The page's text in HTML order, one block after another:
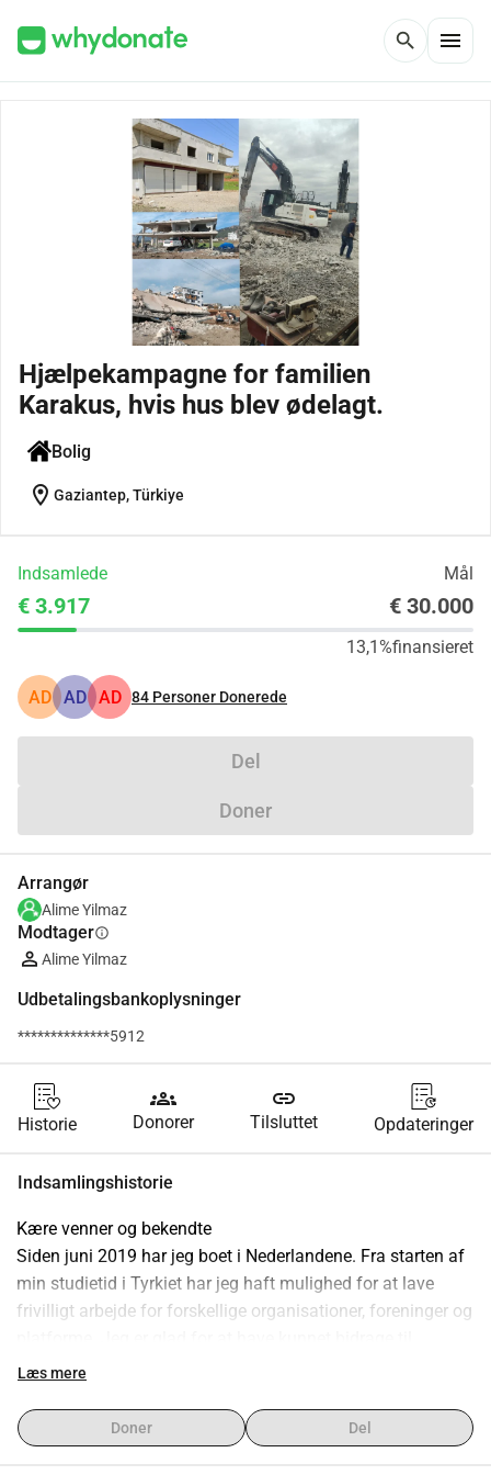
search menu
Hjælpekampagne for familien
Karakus, hvis hus blev ødelagt.
Bolig
location_on Gaziantep, Türkiye
Indsamlede Mål
€ 3.917 € 30.000
13,1%finansieret
AD AD AD 84 Personer Donerede
Del
Doner
Arrangør
Alime Yilmaz
Modtagerinfo
Alime Yilmaz
Udbetalingsbankoplysninger
**************5912
Historie
groups
Donorer
link
Tilsluttet Opdateringer
Indsamlingshistorie
Kære venner og bekendte
Siden juni 2019 har jeg boet i Nederlandene. Fra starten af
min studietid i Tyrkiet har jeg haft mulighed for at lave
frivilligt arbejde for forskellige organisationer, foreninger og
samfundet på denne måde.
initiativer som repaircaféet, DUO (dagopvang Utrecht øst),
den giv-væk-butik og organisationen We Rhere.
Læs mere
Doner Del